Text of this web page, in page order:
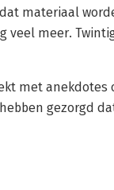
materiaal
veel meer.
met
gezorgd